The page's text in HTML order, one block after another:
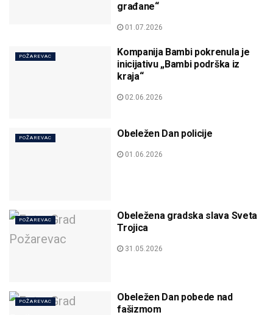
građane“
01.07.2026
POŽAREVAC
Kompanija Bambi pokrenula je
inicijativu „Bambi podrška iz
kraja“
02.06.2026
POŽAREVAC Obeležen Dan policije
01.06.2026
POŽAREVAC
Obeležena gradska slava Sveta
Trojica
31.05.2026
POŽAREVAC
Obeležen Dan pobede nad
fašizmom